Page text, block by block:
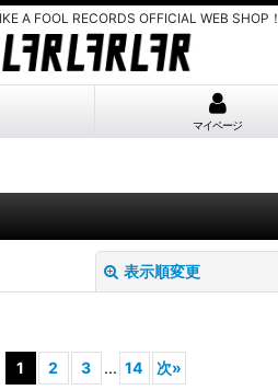
A FOOL RECORDS OFFICIAL WEB SHOP！
マイページ
表示順変更
1 2 3 ... 14 次»